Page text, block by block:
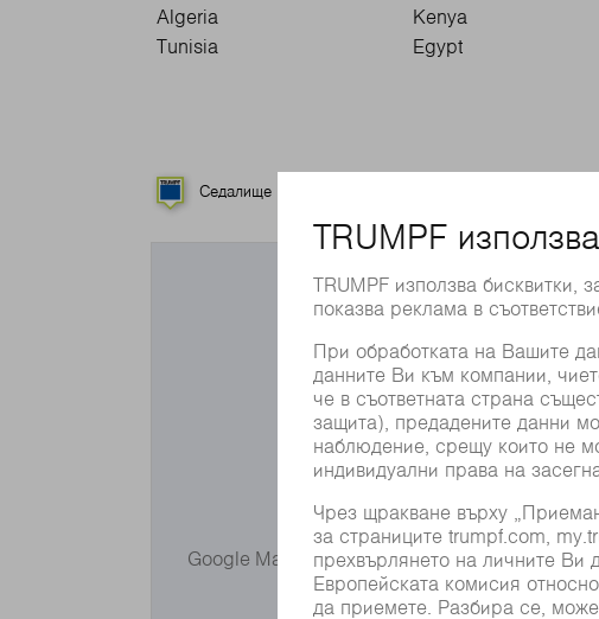
Algeria
Kenya
Tunisia
Egypt
Седалище
Искате да
Google Maps не Ви се показва, понеже не
адаптирайте Вашите